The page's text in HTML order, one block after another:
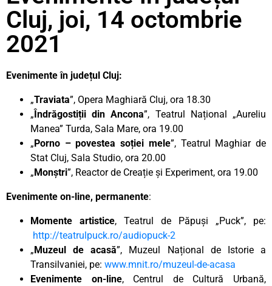
Cluj, joi, 14 octombrie
2021
Evenimente în județul Cluj:
„Traviata”, Opera Maghiară Cluj, ora 18.30
„Îndrăgostiții din Ancona”, Teatrul Național „Aureliu
Manea” Turda, Sala Mare, ora 19.00
„Porno – povestea soției mele”, Teatrul Maghiar de
Stat Cluj, Sala Studio, ora 20.00
„Monștri”, Reactor de Creație și Experiment, ora 19.00
Evenimente on-line, permanente:
Momente artistice, Teatrul de Păpuși „Puck”, pe:
http://teatrulpuck.ro/audiopuck-2
„Muzeul de acasă”, Muzeul Național de Istorie a
Transilvaniei, pe: www.mnit.ro/muzeul-de-acasa
Evenimente on-line, Centrul de Cultură Urbană,